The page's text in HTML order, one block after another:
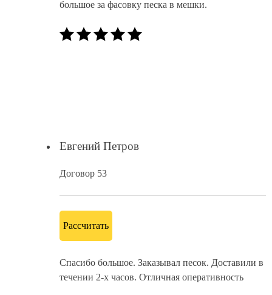
большое за фасовку песка в мешки.
Евгений Петров
Договор 53
Рассчитать
Спасибо большое. Заказывал песок. Доставили в
течении 2-х часов. Отличная оперативность